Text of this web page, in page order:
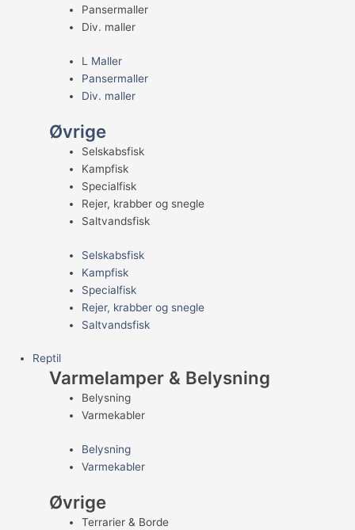
Pansermaller
Div. maller
L Maller
Pansermaller
Div. maller
Øvrige
Selskabsfisk
Kampfisk
Specialfisk
Rejer, krabber og snegle
Saltvandsfisk
Selskabsfisk
Kampfisk
Specialfisk
Rejer, krabber og snegle
Saltvandsfisk
Reptil
Varmelamper & Belysning
Belysning
Varmekabler
Belysning
Varmekabler
Øvrige
Terrarier & Borde